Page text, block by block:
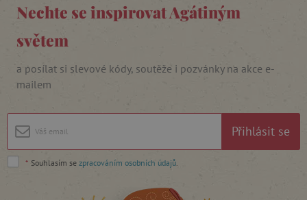
Nechte se inspirovat Agátiným
světem
a posílat si slevové kódy, soutěže i pozvánky na akce e-
mailem
Přihlásit se
* Souhlasím se zpracováním osobních údajů
cjConsent
www.agatinsvet.cz